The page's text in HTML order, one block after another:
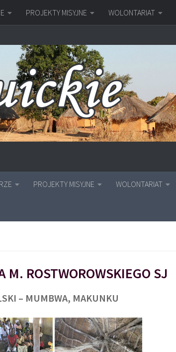
PROJEKTY MISYJNE WOLONTARIAT
PROJEKTY MISYJNE WOLONTARIAT
M. ROSTWOROWSKIEGO SJ
– MUMBWA, MAKUNKU